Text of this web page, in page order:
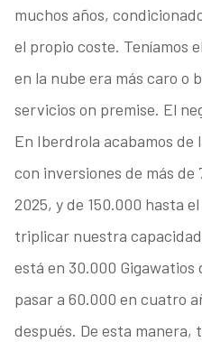
muchos años,
el propio coste. Teníamos
en la nube era más caro o
servicios on premise. El
En Iberdrola acabamos
con inversiones de más de
2025, y de 150.000 hasta
triplicar nuestra
está en 30.000
pasar a 60.000 en cuatro
después. De esta manera,